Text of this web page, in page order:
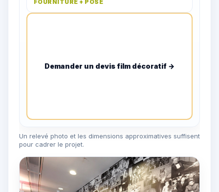
FOURNITURE + POSE
Demander un devis film décoratif →
Un relevé photo et les dimensions approximatives suffisent
pour cadrer le projet.